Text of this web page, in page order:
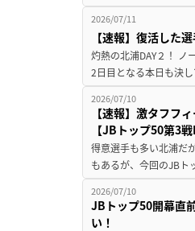
2026/07/11
【速報】復活した
灼熱の北浦DAY２！ ノ
2日目となる本日も決
2026/07/10
【速報】激タフフ
【JBトップ50第3戦
得意選手も多い北浦だ
もあるが、今回のJB
2026/07/10
JBトップ50開幕直
い！